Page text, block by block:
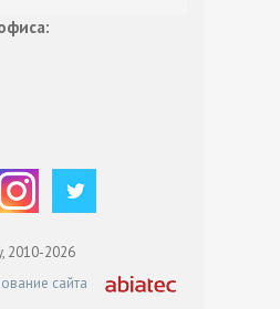
2010-2026
сайта